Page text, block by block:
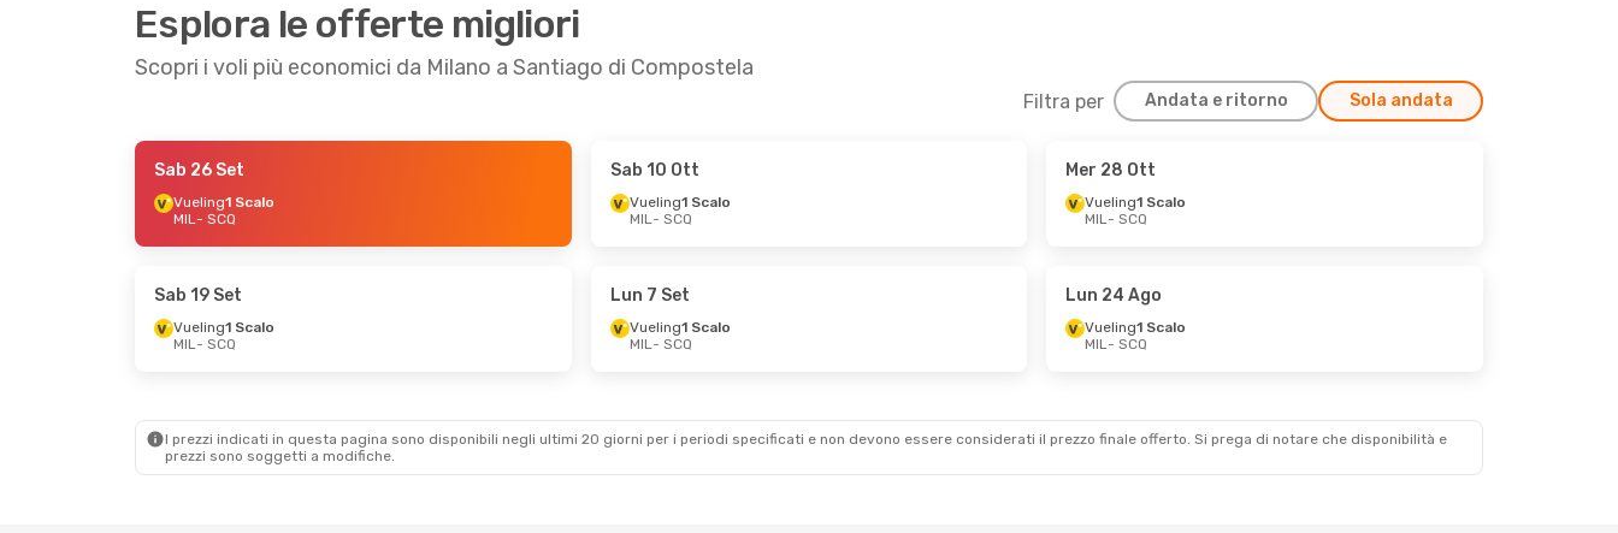
Esplora le offerte migliori
Scopri i voli più economici da Milano a Santiago di Compostela
Filtra per Andata e ritorno Sola andata
- Ven 25 Set
- Gio 10 Set
SCQ
- MIL
SCQ
Sab 26 Set
Vueling1 Scalo
MIL- SCQ
Sab 10 Ott
Vueling1 Scalo
MIL- SCQ
Mer 28 Ott
Vueling1 Scalo
MIL- SCQ
Sab 19 Set
Vueling1 Scalo
MIL- SCQ
Lun 7 Set
Vueling1 Scalo
MIL- SCQ
Lun 24 Ago
Vueling1 Scalo
MIL- SCQ
I prezzi indicati in questa pagina sono disponibili negli ultimi 20 giorni per i periodi specificati e non devono essere considerati il ​​prezzo finale offerto. Si prega di notare che disponibilità e
prezzi sono soggetti a modifiche.